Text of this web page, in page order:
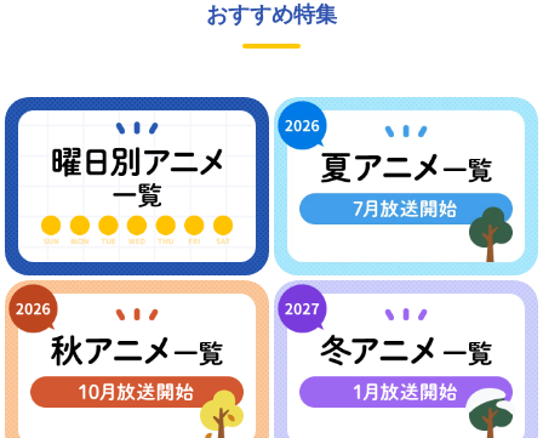
おすすめ特集